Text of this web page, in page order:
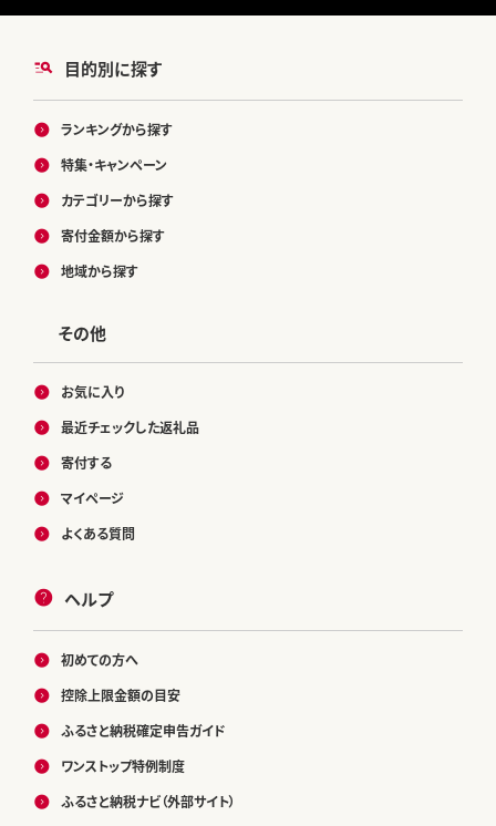
目的別に探す
ランキングから探す
特集・キャンペーン
カテゴリーから探す
寄付金額から探す
地域から探す
その他
お気に入り
最近チェックした返礼品
寄付する
マイページ
よくある質問
ヘルプ
初めての方へ
控除上限金額の目安
ふるさと納税確定申告ガイド
ワンストップ特例制度
ふるさと納税ナビ（外部サイト）